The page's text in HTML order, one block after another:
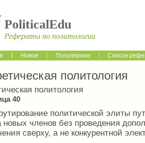
PoliticalEdu
Рефераты по политологии
Новое Популярное Список
политология
политология
40
политической элиты
новых членов без проведения
сверху, а не конкурентной